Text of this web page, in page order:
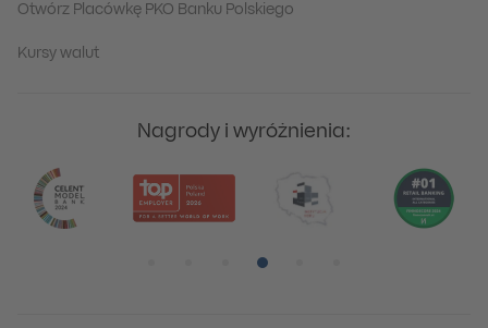
Otwórz Placówkę PKO Banku Polskiego
Kursy walut
Nagrody i wyróżnienia: